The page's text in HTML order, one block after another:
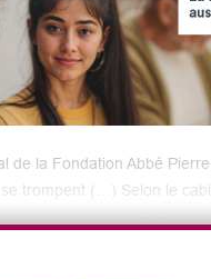
de la Fondation Abbé
trompent (…) Selon le
présager que d’autres